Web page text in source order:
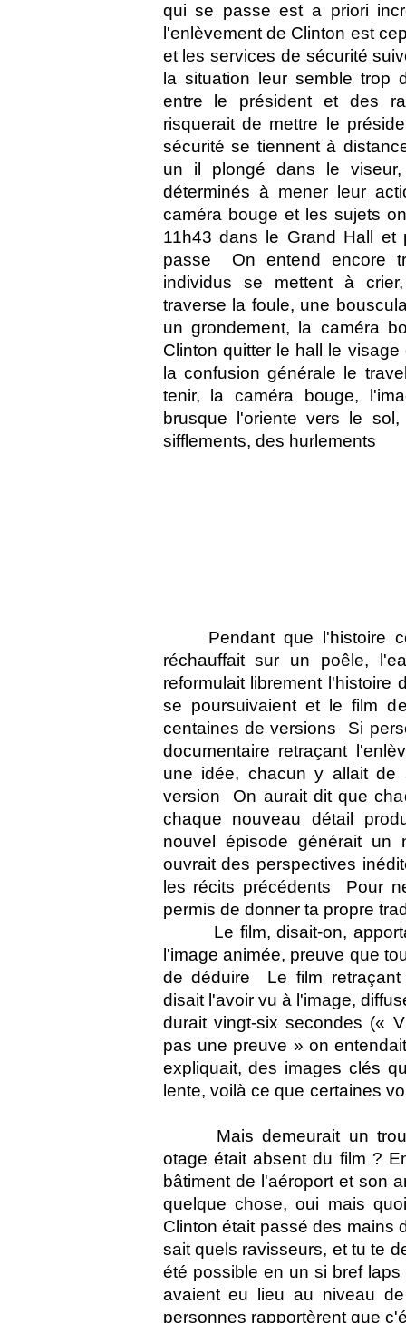
qui se passe est a priori
l'enlèvement de Clinton est
et les services de sécurité
la situation leur semble trop
entre le président et des
risquerait de mettre le
sécurité se tiennent à
un il plongé dans le
déterminés à mener leur
caméra bouge et les sujets
11h43 dans le Grand Hall
passe  On entend encore
individus se mettent à
traverse la foule, une
un grondement, la caméra
Clinton quitter le hall le visage
la confusion générale le
tenir, la caméra bouge,
brusque l'oriente vers le
sifflements, des hurlements
Pendant que l'histoire
réchauffait sur un poêle,
reformulait librement l'histoire
se poursuivaient et le film
centaines de versions  Si
documentaire retraçant
une idée, chacun y allait de
version  On aurait dit que
chaque nouveau détail
nouvel épisode générait un
ouvrait des perspectives
les récits précédents  Pour
permis de donner ta propre
Le film, disait-on,
l'image animée, preuve que
de déduire  Le film
disait l'avoir vu à l'image,
durait vingt-six secondes («
pas une preuve » on
expliquait, des images clés
lente, voilà ce que certaines
Mais demeurait un
otage était absent du film ?
bâtiment de l'aéroport et son
quelque chose, oui mais
Clinton était passé des mains
sait quels ravisseurs, et tu te
été possible en un si bref
avaient eu lieu au niveau
personnes rapportèrent que